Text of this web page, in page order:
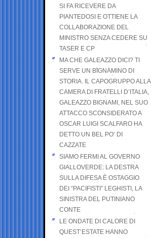
SI FA RICEVERE DA
PIANTEDOSI E OTTIENE LA
COLLABORAZIONE DEL
MINISTRO SENZA CEDERE SU
TASER E CP
MA CHE GALEAZZO DICI? TI
SERVE UN BIGNAMINO DI
STORIA. IL CAPOGRUPPO ALLA
CAMERA DI FRATELLI D’ITALIA,
GALEAZZO BIGNAMI, NEL SUO
ATTACCO SCONSIDERATO A
OSCAR LUIGI SCALFARO HA
DETTO UN BEL PO’ DI
CAZZATE
SIAMO FERMI AL GOVERNO
GIALLOVERDE: LA DESTRA
SULLA DIFESA È OSTAGGIO
DEI “PACIFISTI” LEGHISTI, LA
SINISTRA DEL PUTINIANO
CONTE
LE ONDATE DI CALORE DI
QUEST’ESTATE HANNO